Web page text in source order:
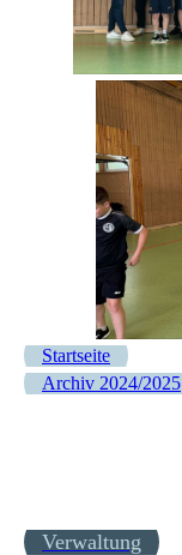
Startseite
Archiv 2024/2025
Verwaltung